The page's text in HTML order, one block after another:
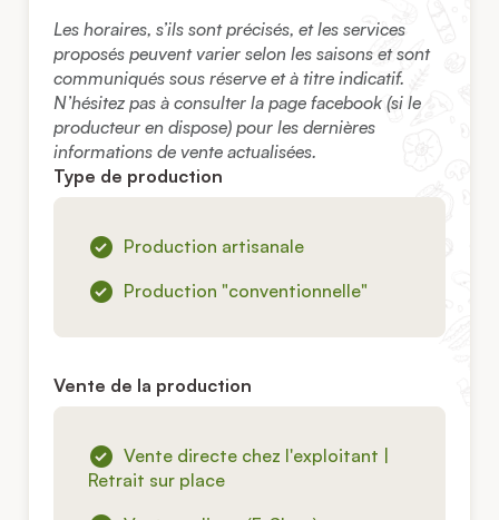
Les horaires, s’ils sont précisés, et les services
proposés peuvent varier selon les saisons et sont
communiqués sous réserve et à titre indicatif.
N’hésitez pas à consulter la page facebook (si le
producteur en dispose) pour les dernières
informations de vente actualisées.
Type de production
Production artisanale
Production "conventionnelle"
Vente de la production
Vente directe chez l'exploitant |
Retrait sur place